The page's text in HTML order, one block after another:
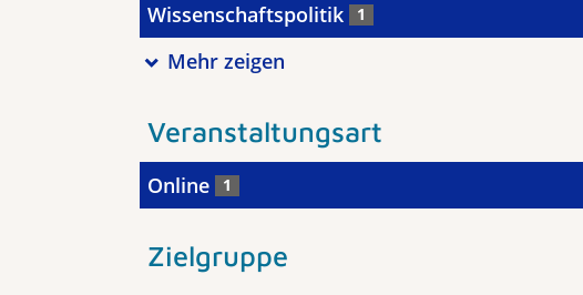
Wissenschaftspolitik 1
Mehr zeigen
Veranstaltungsart
Online 1
Zielgruppe